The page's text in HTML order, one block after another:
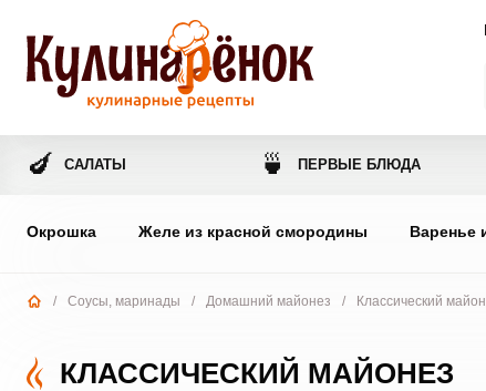
🍆 САЛАТЫ 🍵 ПЕРВЫЕ БЛЮДА
Окрошка Желе из красной смородины Варенье
/ Соусы, маринады / Домашний майонез / Классический
КЛАССИЧЕСКИЙ МАЙОНЕЗ